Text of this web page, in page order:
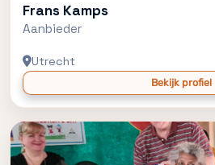
Frans Kamps
Aanbieder
Utrecht
Bekijk profiel